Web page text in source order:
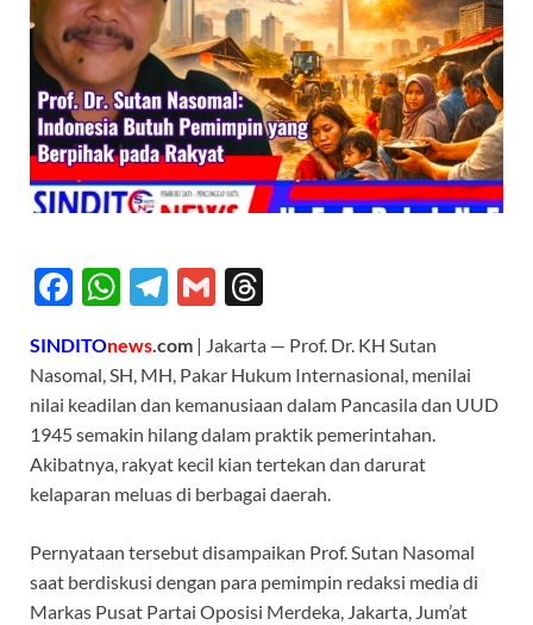
F
e
b
o
o
k
W
at
s
A
p
p
T
e
gr
a
m
G
ail e
a
ds
SINDITOnews.com | Jakarta — Prof. Dr. KH Sutan
Nasomal, SH, MH, Pakar Hukum Internasional, menilai
nilai keadilan dan kemanusiaan dalam Pancasila dan UUD
1945 semakin hilang dalam praktik pemerintahan.
Akibatnya, rakyat kecil kian tertekan dan darurat
kelaparan meluas di berbagai daerah.
Pernyataan tersebut disampaikan Prof. Sutan Nasomal
saat berdiskusi dengan para pemimpin redaksi media di
Markas Pusat Partai Oposisi Merdeka, Jakarta, Jum’at